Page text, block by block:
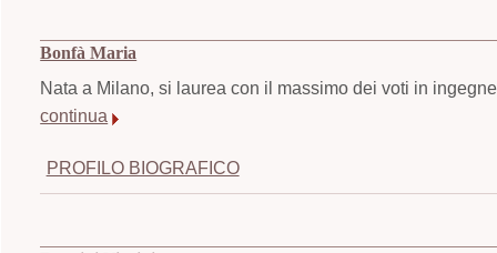
Bonfà Maria
Nata a Milano, si laurea con il massimo dei voti in
continua
PROFILO BIOGRAFICO